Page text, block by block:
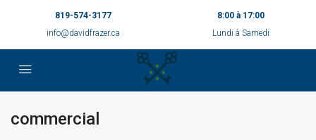
819-574-3177
info@davidfrazer.ca
8:00 à 17:00
Lundi à Samedi
commercial